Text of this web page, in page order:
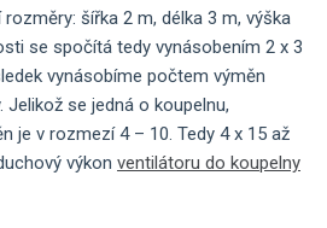
šířka 2 m, délka 3 m, výška
se spočítá tedy vynásobením 2 x 3
vynásobíme počtem výměn
Jelikož se jedná o koupelnu,
je v rozmezí 4 – 10. Tedy 4 x 15 až
výkon ventilátoru do koupelny